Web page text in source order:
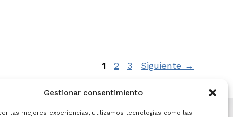
Gestionar consentimiento
las mejores experiencias, utilizamos tecnologías como las
Página
1 Página
2 Página
3 Siguiente →